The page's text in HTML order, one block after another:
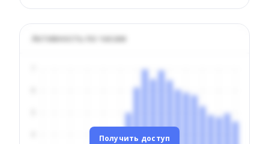
Активность по часам
Получить доступ